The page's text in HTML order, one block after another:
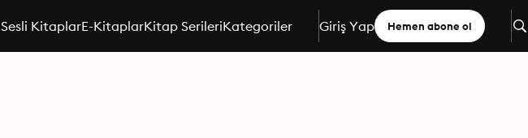
Sesli KitaplarE-KitaplarKitap SerileriKategoriler Giriş Yap Hemen abone ol